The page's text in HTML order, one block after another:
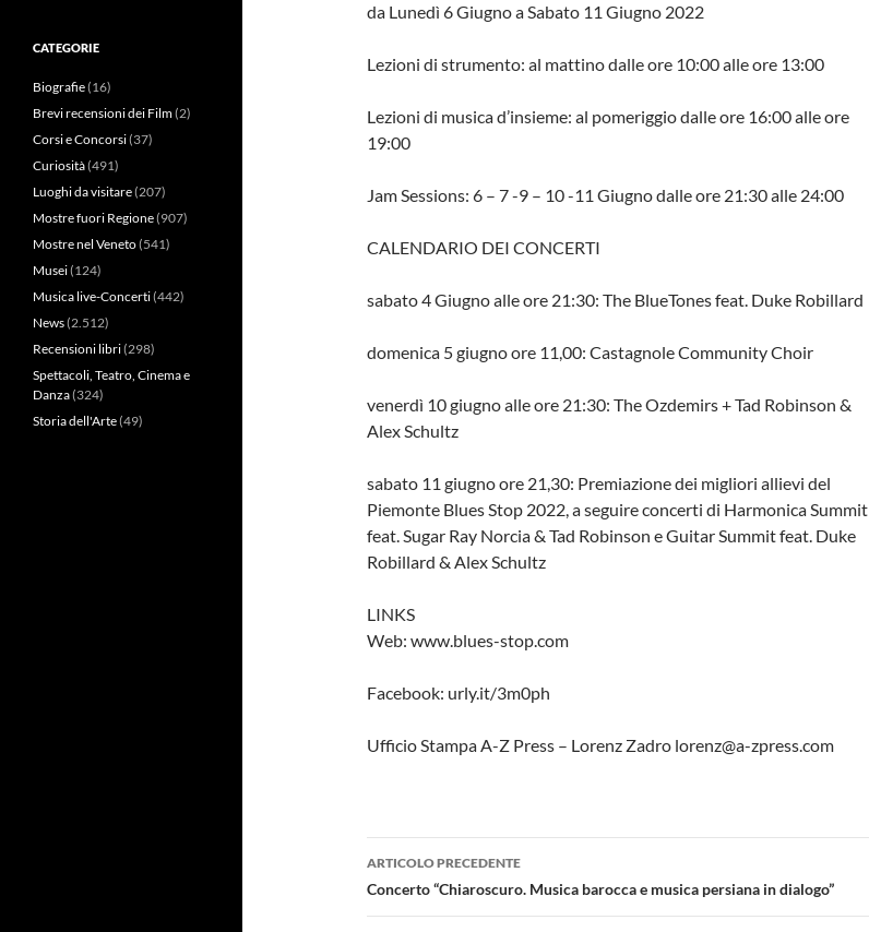
da Lunedì 6 Giugno a Sabato 11 Giugno 2022
Lezioni di strumento: al mattino dalle ore 10:00 alle ore 13:00
Lezioni di musica d’insieme: al pomeriggio dalle ore 16:00 alle ore
19:00
Jam Sessions: 6 – 7 -9 – 10 -11 Giugno dalle ore 21:30 alle 24:00
CALENDARIO DEI CONCERTI
sabato 4 Giugno alle ore 21:30: The BlueTones feat. Duke Robillard
domenica 5 giugno ore 11,00: Castagnole Community Choir
venerdì 10 giugno alle ore 21:30: The Ozdemirs + Tad Robinson &
Alex Schultz
sabato 11 giugno ore 21,30: Premiazione dei migliori allievi del
Piemonte Blues Stop 2022, a seguire concerti di Harmonica Summit
feat. Sugar Ray Norcia & Tad Robinson e Guitar Summit feat. Duke
Robillard & Alex Schultz
LINKS
Web: www.blues-stop.com
Facebook: urly.it/3m0ph
Ufficio Stampa A-Z Press – Lorenz Zadro lorenz@a-zpress.com
Navigazione
articolo
ARTICOLO PRECEDENTE
Concerto “Chiaroscuro. Musica barocca e musica persiana in dialogo”
CATEGORIE
Biografie(16)
Brevi recensioni dei Film(2)
Corsi e Concorsi(37)
Curiosità(491)
Luoghi da visitare(207)
Mostre fuori Regione(907)
Mostre nel Veneto(541)
Musei(124)
Musica live-Concerti(442)
News(2.512)
Recensioni libri(298)
Spettacoli, Teatro, Cinema e
Danza(324)
Storia dell'Arte(49)